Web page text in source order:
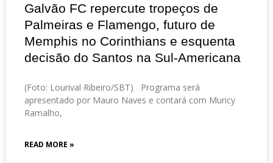
Galvão FC repercute tropeços de
Palmeiras e Flamengo, futuro de
Memphis no Corinthians e esquenta
decisão do Santos na Sul-Americana
(Foto: Lourival Ribeiro/SBT) Programa será
apresentado por Mauro Naves e contará com Muricy
Ramalho,
READ MORE »